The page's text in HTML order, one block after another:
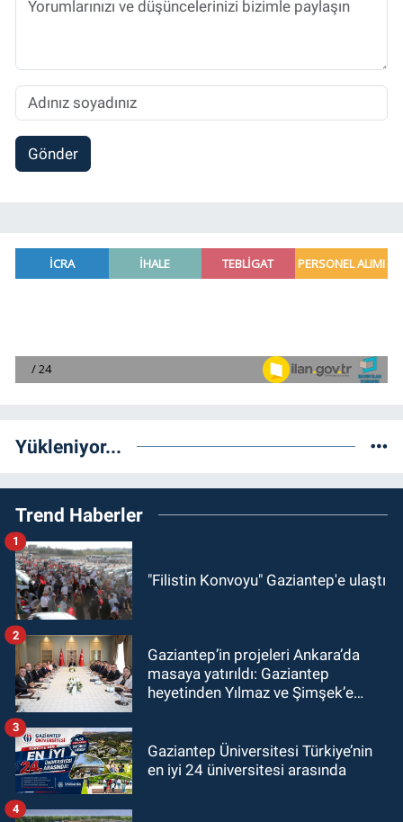
Gönder
Yükleniyor...
Trend Haberler
"Filistin Konvoyu" Gaziantep'e ulaştı
1
Gaziantep’in projeleri Ankara’da
masaya yatırıldı: Gaziantep
heyetinden Yılmaz ve Şimşek’e
2
Gaziantep Üniversitesi Türkiye’nin
en iyi 24 üniversitesi arasında
3
4